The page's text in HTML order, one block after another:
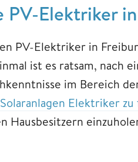
PV-Elektriker
PV-Elektriker in
ist es ratsam, nach
im Bereich
Solaranlagen Elektriker
Hausbesitzern